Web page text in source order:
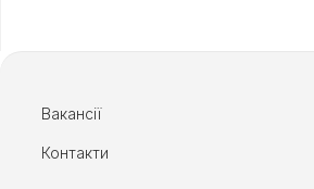
Вакансії
Контакти